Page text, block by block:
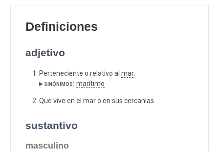
Definiciones
adjetivo
Perteneciente o relativo al mar.
▸ sinónimos: marítimo
Que vive en el mar o en sus cercanías.
sustantivo
masculino